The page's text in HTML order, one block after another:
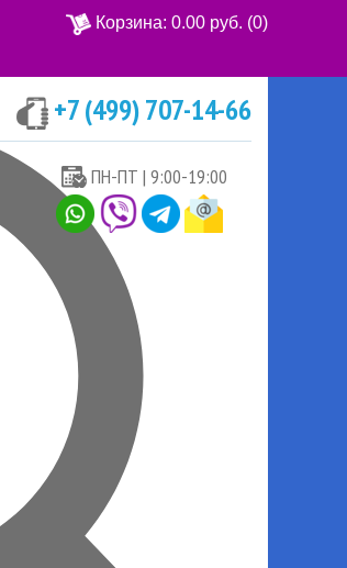
Корзина: 0.00 руб. (0)
+7 (499) 707-14-66
ПН-ПТ | 9:00-19:00